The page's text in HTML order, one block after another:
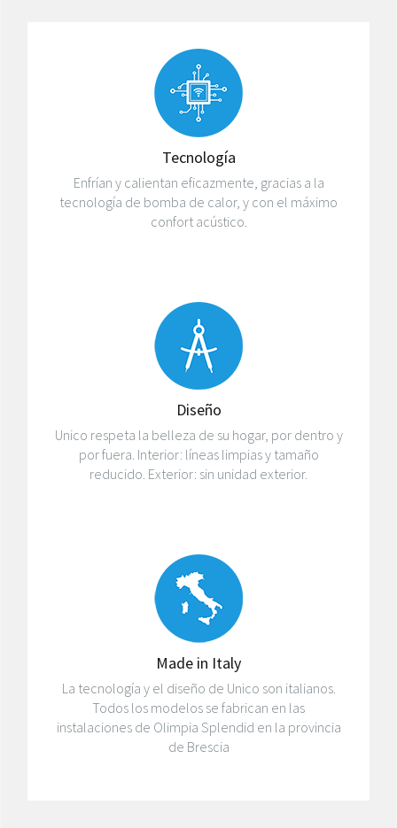
Tecnología
Enfrían y calientan eficazmente, gracias a la
tecnología de bomba de calor, y con el máximo
confort acústico.
Diseño
Unico respeta la belleza de su hogar, por dentro y
por fuera. Interior: líneas limpias y tamaño
reducido. Exterior: sin unidad exterior.
Made in Italy
La tecnología y el diseño de Unico son italianos.
Todos los modelos se fabrican en las
instalaciones de Olimpia Splendid en la provincia
de Brescia